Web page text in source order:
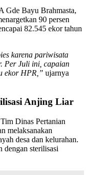
Gde Bayu Brahmasta,
90 persen
82.545 ekor tahun
karena pariwisata
Per Juli ini, capaian
ekor HPR,” ujarnya
Anjing Liar
Dinas Pertanian
melaksanakan
desa dan kelurahan.
dengan sterilisasi